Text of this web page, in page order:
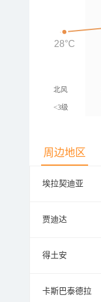
北风
<3级
28°C
周边地区
埃拉契迪亚
贾迪达
得土安
卡斯巴泰德拉